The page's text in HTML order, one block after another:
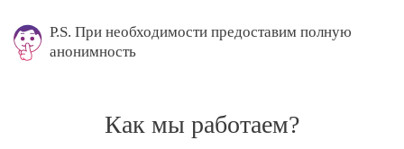
P.S. При необходимости предоставим полную
анонимность
Как мы работаем?